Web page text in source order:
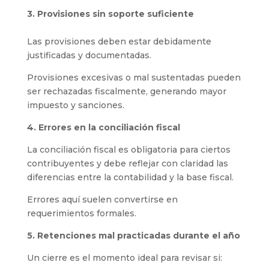
3. Provisiones sin soporte suficiente
Las provisiones deben estar debidamente
justificadas y documentadas.
Provisiones excesivas o mal sustentadas pueden
ser rechazadas fiscalmente, generando mayor
impuesto y sanciones.
4. Errores en la conciliación fiscal
La conciliación fiscal es obligatoria para ciertos
contribuyentes y debe reflejar con claridad las
diferencias entre la contabilidad y la base fiscal.
Errores aquí suelen convertirse en
requerimientos formales.
5. Retenciones mal practicadas durante el año
Un cierre es el momento ideal para revisar si: